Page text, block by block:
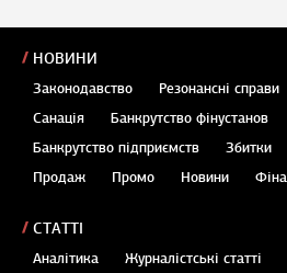
НОВИНИ
Законодавство Резонансні справи
Санація
Банкрутство фінустанов
Банкрутство підприємств
Збитки
Продаж
Промо Новини
СТАТТІ
Аналітика Журналістські статті